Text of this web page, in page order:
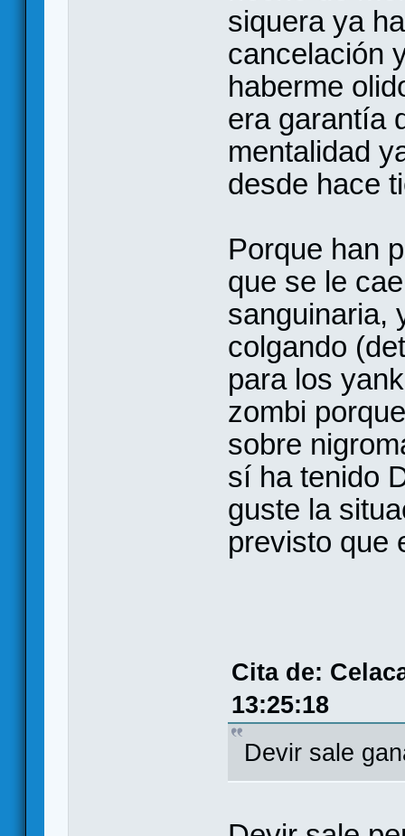
siquera ya
cancelación
haberme
era garantía
mentalidad
desde hace
Porque han
que se le
sanguinaria,
colgando
para los
zombi
sobre
sí ha tenido
guste la
previsto que
Cita de:
13:25:18
Devir sale